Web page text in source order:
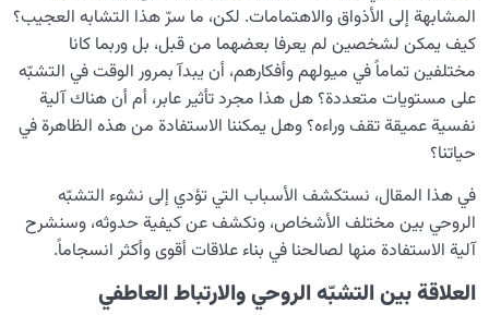
ما هي شهادة النفس؟ وكيف يمكن أن تشهد النفس على
صاحبها؟
ما الذي يحول دون امتلاك أغلب سكّان الدنيا قُدرة إدراك
الآخرة؟
أهمية الآخرة ومكانتها لدينا هي مؤشر على ذكائنا الأخروي
القضاء والقدر والاختيار
المشابهة إلى الأذواق والاهتمامات. لكن، ما سرّ هذا التشابه العجيب؟
كيف يمكن لشخصين لم يعرفا بعضهما من قبل، بل وربما كانا
مختلفين تماماً في ميولهم وأفكارهم، أن يبدآ بمرور الوقت في التشبّه
على مستويات متعددة؟ هل هذا مجرد تأثير عابر، أم أن هناك آلية
نفسية عميقة تقف وراءه؟ وهل يمكننا الاستفادة من هذه الظاهرة في
حياتنا؟
في هذا المقال، نستكشف الأسباب التي تؤدي إلى نشوء التشبّه
الروحي بين مختلف الأشخاص، ونكشف عن كيفية حدوثه، وسنشرح
آلية الاستفادة منها لصالحنا في بناء علاقات أقوى وأكثر انسجاماً.
العلاقة بين التشبّه الروحي والارتباط العاطفي